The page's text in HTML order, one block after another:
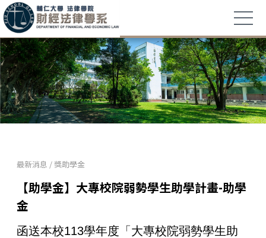
最新消息 /獎助學金
【助學金】大專校院弱勢學生助學計畫-助學
金
函送本校113學年度「大專校院弱勢學生助